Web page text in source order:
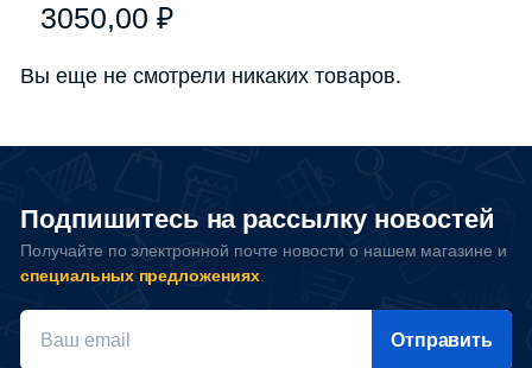
3050,00 ₽
Вы еще не смотрели никаких товаров.
Подпишитесь на рассылку новостей
Получайте по электронной почте новости о нашем магазине и
специальных предложениях
Отправить